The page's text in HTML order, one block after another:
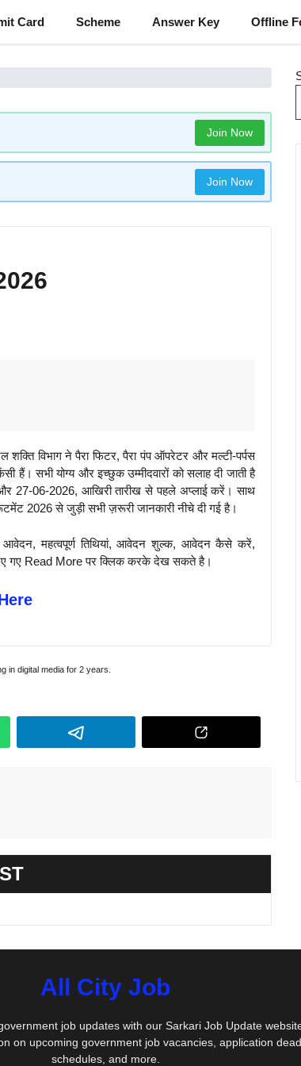
Card Scheme Answer Key Offline
Join Now
Join Now
विभाग ने पैरा फिटर, पैरा पंप ऑपरेटर और मल्टी-पर्पस
हैं। सभी योग्य और इच्छुक उम्मीदवारों को सलाह दी जाती है
27-06-2026, आखिरी तारीख से पहले अप्लाई करें। साथ
2026 से जुड़ी सभी ज़रूरी जानकारी नीचे दी गई है।
आवेदन, महत्वपूर्ण तिथियां, आवेदन शुल्क, आवेदन कैसे करें,
दिए गए Read More पर क्लिक करके देख सकते है।
in digital media for 2 years.
All City Job
job updates with our Sarkari Job Update
on upcoming government job vacancies, application
schedules, and more.